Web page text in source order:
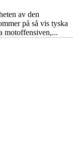
av den
på så vis tyska
motoffensiven,...